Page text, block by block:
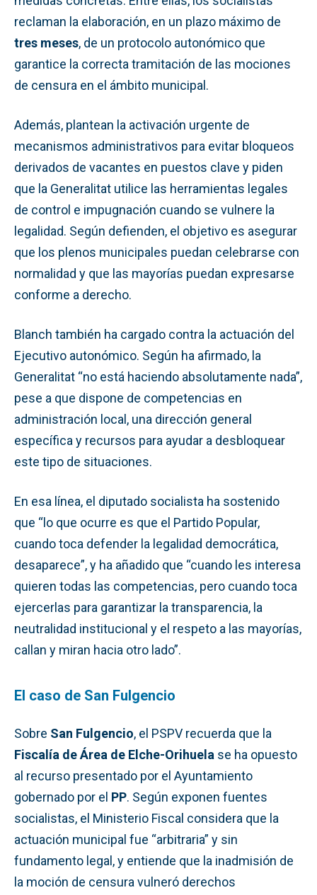
reclaman la elaboración, en un plazo máximo de
tres meses, de un protocolo autonómico que
garantice la correcta tramitación de las mociones
de censura en el ámbito municipal.
Además, plantean la activación urgente de
mecanismos administrativos para evitar bloqueos
derivados de vacantes en puestos clave y piden
que la Generalitat utilice las herramientas legales
de control e impugnación cuando se vulnere la
legalidad. Según defienden, el objetivo es asegurar
que los plenos municipales puedan celebrarse con
normalidad y que las mayorías puedan expresarse
conforme a derecho.
Blanch también ha cargado contra la actuación del
Ejecutivo autonómico. Según ha afirmado, la
Generalitat “no está haciendo absolutamente nada”,
pese a que dispone de competencias en
administración local, una dirección general
específica y recursos para ayudar a desbloquear
este tipo de situaciones.
En esa línea, el diputado socialista ha sostenido
que “lo que ocurre es que el Partido Popular,
cuando toca defender la legalidad democrática,
desaparece”, y ha añadido que “cuando les interesa
quieren todas las competencias, pero cuando toca
ejercerlas para garantizar la transparencia, la
neutralidad institucional y el respeto a las mayorías,
callan y miran hacia otro lado”.
El caso de San Fulgencio
Sobre San Fulgencio, el PSPV recuerda que la
Fiscalía de Área de Elche-Orihuela se ha opuesto
al recurso presentado por el Ayuntamiento
gobernado por el PP. Según exponen fuentes
socialistas, el Ministerio Fiscal considera que la
actuación municipal fue “arbitraria” y sin
fundamento legal, y entiende que la inadmisión de
la moción de censura vulneró derechos